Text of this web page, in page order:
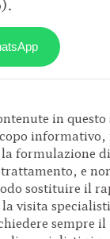
in questo
informativo,
formulazione
e
sostituire il
visita
sempre